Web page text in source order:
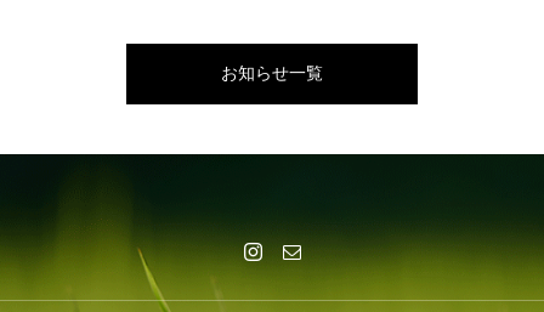
お知らせ一覧